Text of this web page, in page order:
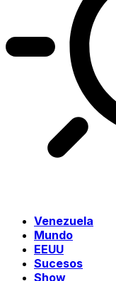
Venezuela
Mundo
EEUU
Sucesos
Show